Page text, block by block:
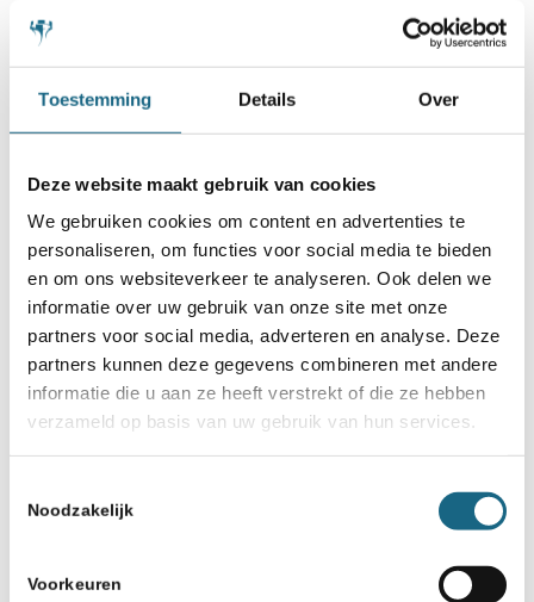
Toestemming Details Over
Deze website maakt gebruik van cookies
We gebruiken cookies om content en advertenties te
personaliseren, om functies voor social media te bieden
en om ons websiteverkeer te analyseren. Ook delen we
informatie over uw gebruik van onze site met onze
partners voor social media, adverteren en analyse. Deze
partners kunnen deze gegevens combineren met andere
informatie die u aan ze heeft verstrekt of die ze hebben
verzameld op basis van uw gebruik van hun services.
Noodzakelijk
Voorkeuren
Categorie
Bondsnieuws,Internationaal,Jeugd
Deel dit stuk
Schaakbond.nl wordt mede mogelijk